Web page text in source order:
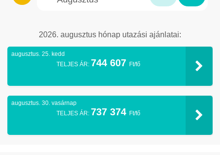
2026. augusztus hónap utazási ajánlatai:
augusztus. 25. kedd
TELJES ÁR: 744 607 Ft/fő
augusztus. 30. vasárnap
TELJES ÁR: 737 374 Ft/fő